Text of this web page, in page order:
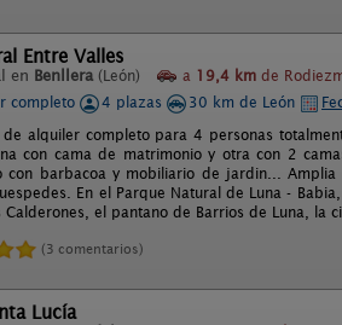
Entre Valles
en Benllera (León) a 19,4 km de
completo
4 plazas 30 km de León
de alquiler completo para 4 personas
con cama de matrimonio y otra con 2
con barbacoa y mobiliario de jardin...
En el Parque Natural de Luna -
Calderones, el pantano de Barrios de Luna, la
(3 comentarios)
Lucía